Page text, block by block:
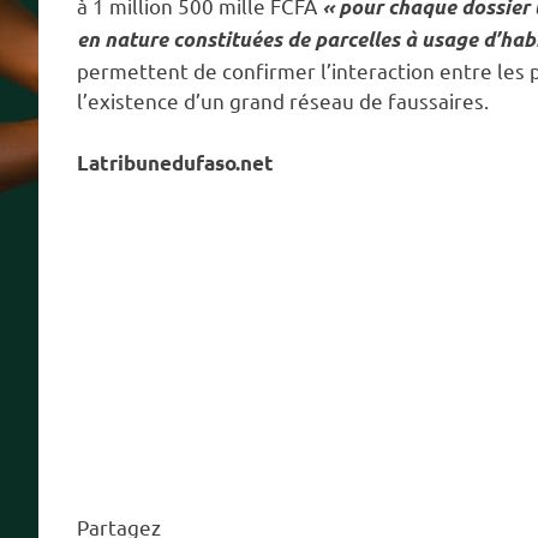
à 1 million 500 mille FCFA « pour chaque
en nature constituées de parcelles à usage
permettent de confirmer l’interaction entre les
l’existence d’un grand réseau de faussaires.
Latribunedufaso.net
Partagez